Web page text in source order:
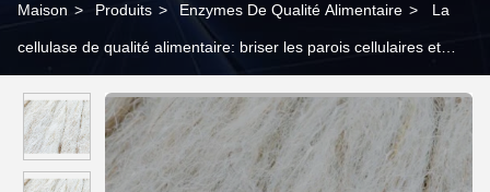
Maison > Produits > Enzymes De Qualité Alimentaire > La
cellulase de qualité alimentaire: briser les parois cellulaires et